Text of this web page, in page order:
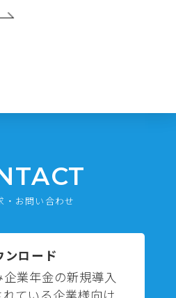
・お問い合わせ
ンロード
企業年金の新規導入